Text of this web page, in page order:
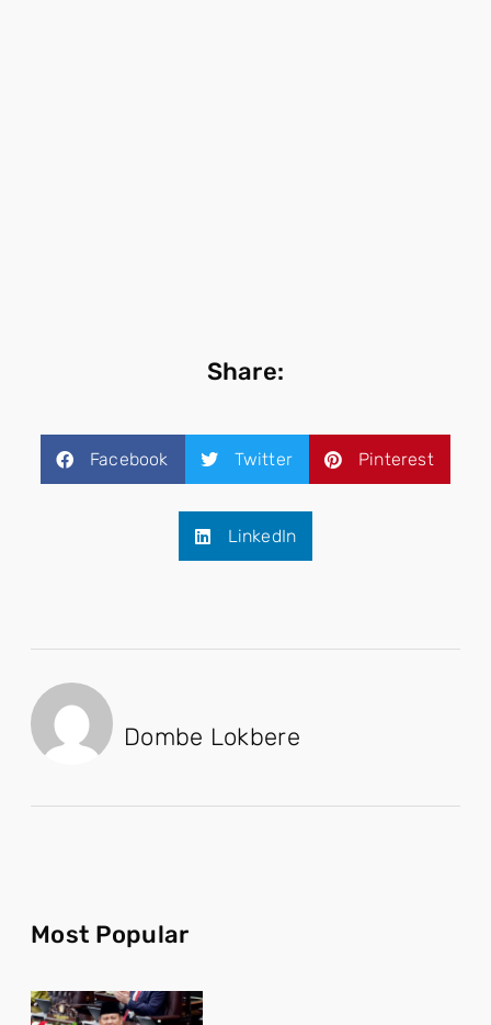
Share:
Facebook Twitter Pinterest
LinkedIn
Dombe Lokbere
Most Popular